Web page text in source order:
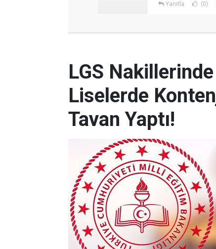
Yanıtla (0)
LGS
Liselerde
Tavan Yaptı!